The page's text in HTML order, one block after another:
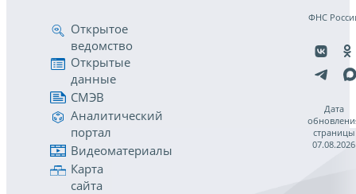
Открытое
ведомство
Открытые
данные
СМЭВ
Аналитический
портал
Видеоматериалы
Карта
сайта
ФНС
Дата
страницы
07.08.2026